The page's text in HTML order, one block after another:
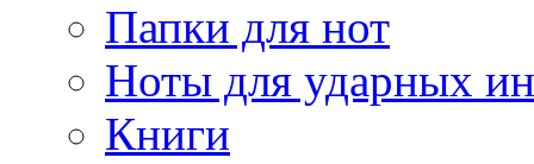
Папки для нот
Ноты для ударных
Книги